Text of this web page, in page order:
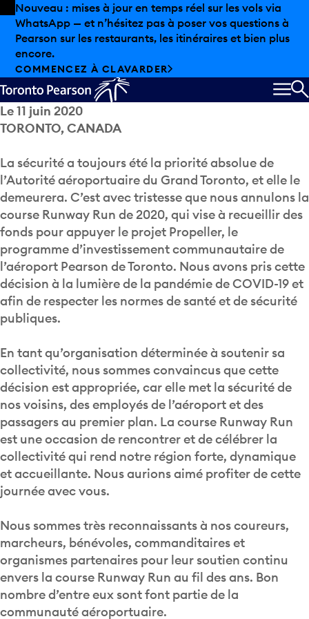
Skip to offers
Passer au contenu principal
Nouveau : mises à jour en temps réel sur les vols via
WhatsApp — et n’hésitez pas à poser vos questions à
Pearson sur les restaurants, les itinéraires et bien plus
encore.
COMMENCEZ À CLAVARDER
Le 11 juin 2020
TORONTO, CANADA
La sécurité a toujours été la priorité absolue de
l’Autorité aéroportuaire du Grand Toronto, et elle le
demeurera. C’est avec tristesse que nous annulons la
course Runway Run de 2020, qui vise à recueillir des
fonds pour appuyer le projet Propeller, le
programme d’investissement communautaire de
l’aéroport Pearson de Toronto. Nous avons pris cette
décision à la lumière de la pandémie de COVID-19 et
afin de respecter les normes de santé et de sécurité
publiques.
En tant qu’organisation déterminée à soutenir sa
collectivité, nous sommes convaincus que cette
décision est appropriée, car elle met la sécurité de
nos voisins, des employés de l’aéroport et des
passagers au premier plan. La course Runway Run
est une occasion de rencontrer et de célébrer la
collectivité qui rend notre région forte, dynamique
et accueillante. Nous aurions aimé profiter de cette
journée avec vous.
Nous sommes très reconnaissants à nos coureurs,
marcheurs, bénévoles, commanditaires et
organismes partenaires pour leur soutien continu
envers la course Runway Run au fil des ans. Bon
nombre d’entre eux sont font partie de la
communauté aéroportuaire.